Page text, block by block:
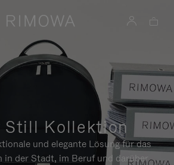
Still Kollektion
und elegante Lösung für das
in der Stadt, im Beruf und darüber